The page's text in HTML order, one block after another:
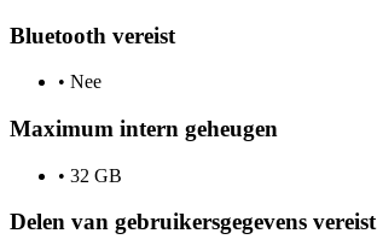
Bluetooth vereist
• Nee
Maximum intern geheugen
• 32 GB
Delen van gebruikersgegevens vereist